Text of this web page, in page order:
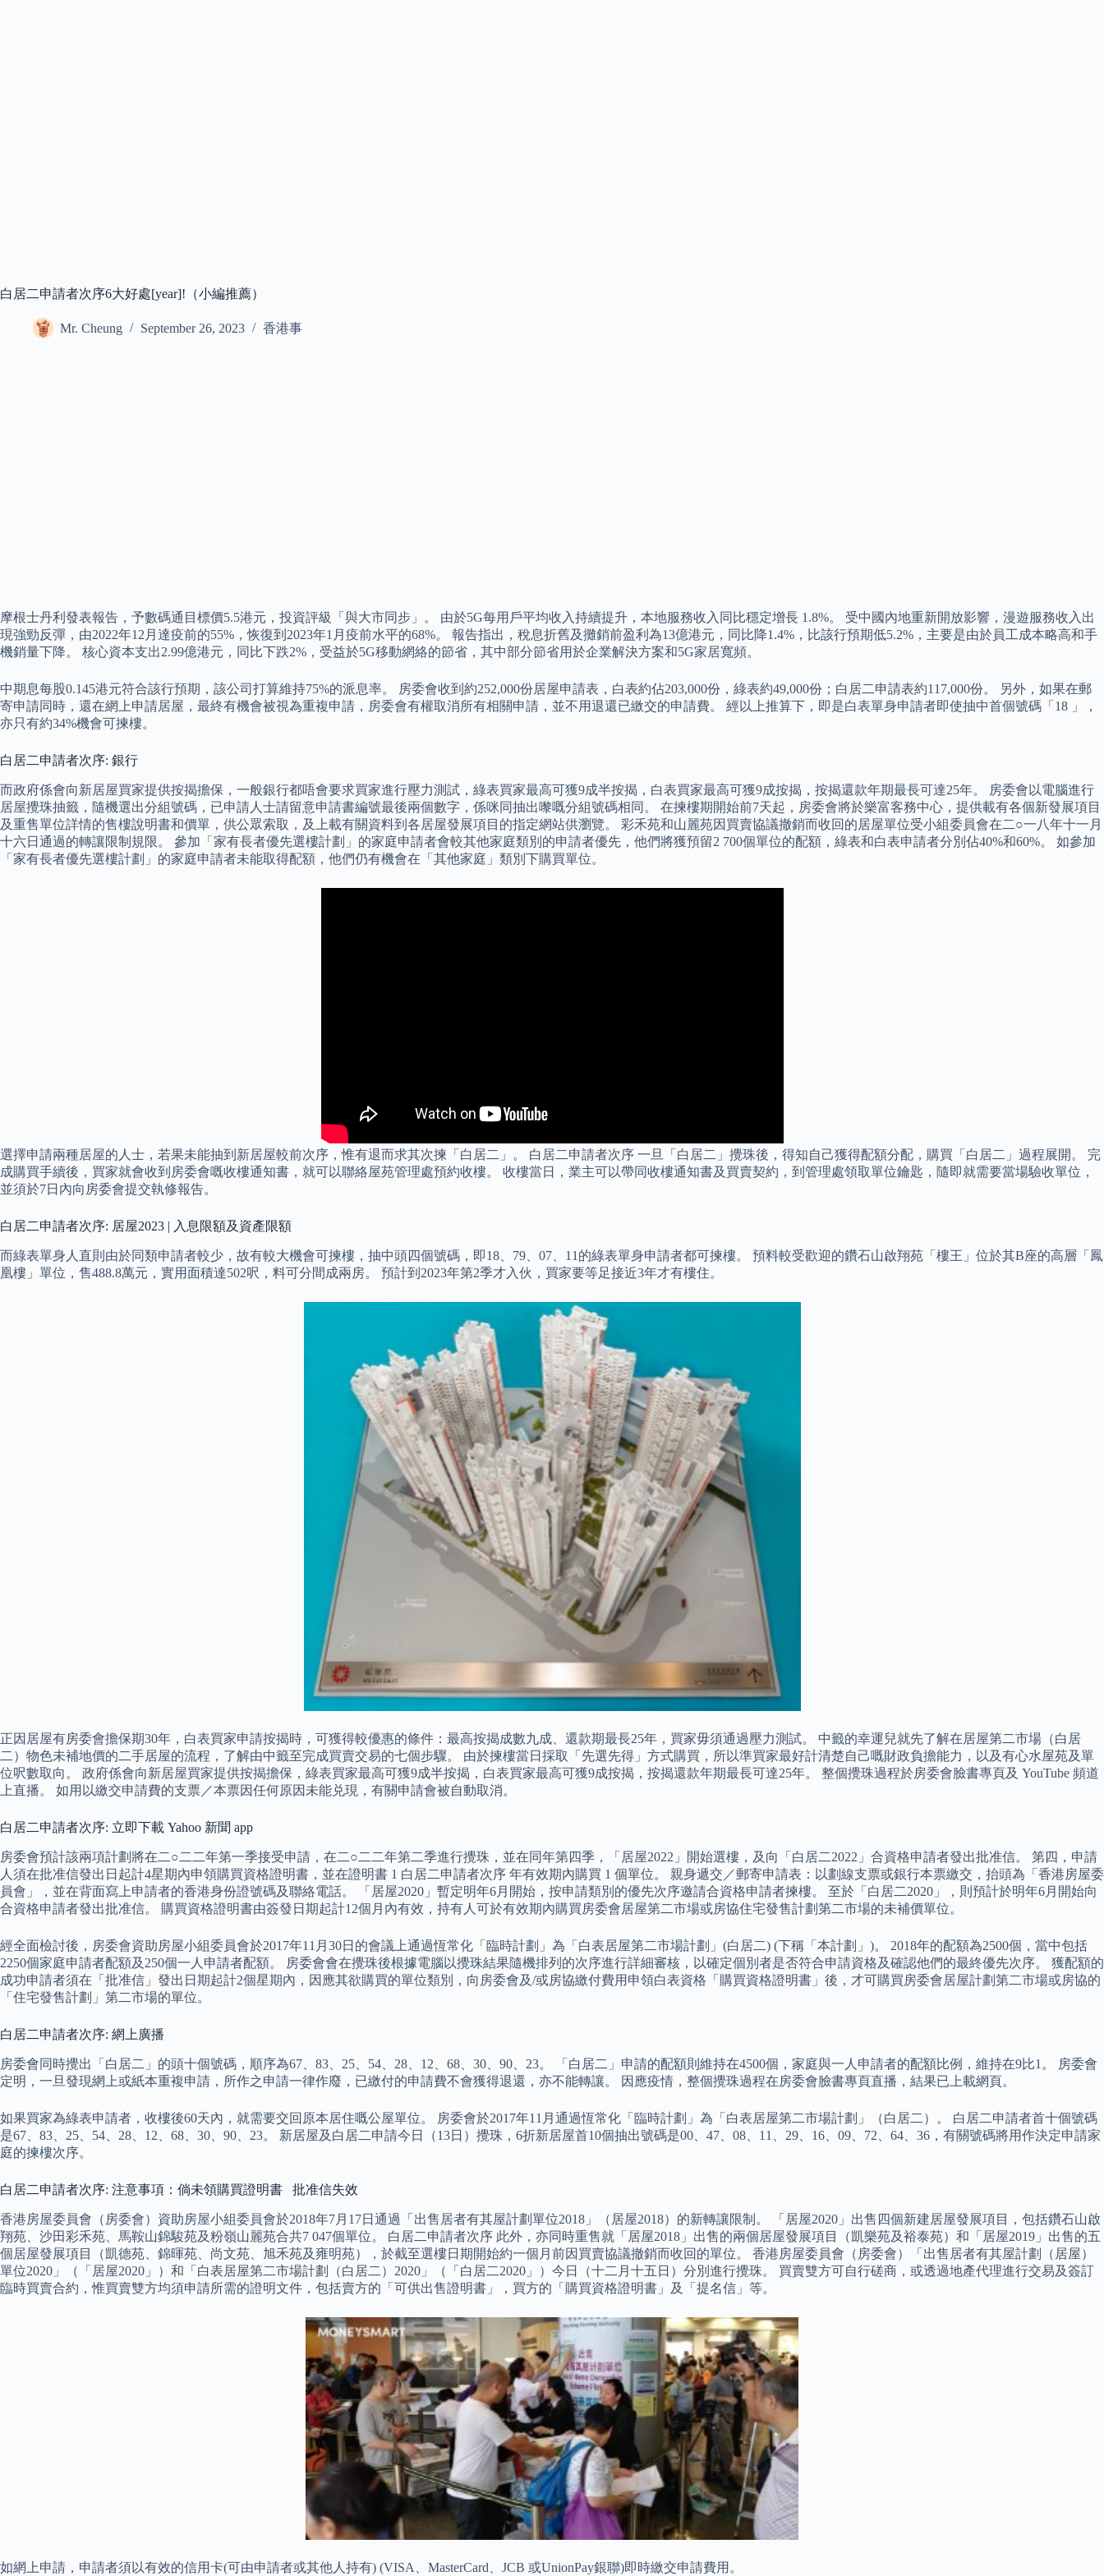
白居二申請者次序6大好處[year]!（小編推薦）
Mr. Cheung September 26, 2023 香港事
摩根士丹利發表報告，予數碼通目標價5.5港元，投資評級「與大市同步」。 由於5G每用戶平均收入持續提升，本地服務收入同比穩定增長 1.8%。 受中國內地重新開放影響，漫遊服務收入出
現強勁反彈，由2022年12月達疫前的55%，恢復到2023年1月疫前水平的68%。 報告指出，稅息折舊及攤銷前盈利為13億港元，同比降1.4%，比該行預期低5.2%，主要是由於員工成本略高和手
機銷量下降。 核心資本支出2.99億港元，同比下跌2%，受益於5G移動網絡的節省，其中部分節省用於企業解決方案和5G家居寬頻。
中期息每股0.145港元符合該行預期，該公司打算維持75%的派息率。 房委會收到約252,000份居屋申請表，白表約佔203,000份，綠表約49,000份；白居二申請表約117,000份。 另外，如果在郵
寄申請同時，還在網上申請居屋，最終有機會被視為重複申請，房委會有權取消所有相關申請，並不用退還已繳交的申請費。 經以上推算下，即是白表單身申請者即使抽中首個號碼「18 」，
亦只有約34%機會可揀樓。
白居二申請者次序: 銀行
而政府係會向新居屋買家提供按揭擔保，一般銀行都唔會要求買家進行壓力測試，綠表買家最高可獲9成半按揭，白表買家最高可獲9成按揭，按揭還款年期最長可達25年。 房委會以電腦進行
居屋攪珠抽籤，隨機選出分組號碼，已申請人士請留意申請書編號最後兩個數字，係咪同抽出嚟嘅分組號碼相同。 在揀樓期開始前7天起，房委會將於樂富客務中心，提供載有各個新發展項目
及重售單位詳情的售樓說明書和價單，供公眾索取，及上載有關資料到各居屋發展項目的指定網站供瀏覽。 彩禾苑和山麗苑因買賣協議撤銷而收回的居屋單位受小組委員會在二○一八年十一月
十六日通過的轉讓限制規限。 參加「家有長者優先選樓計劃」的家庭申請者會較其他家庭類別的申請者優先，他們將獲預留2 700個單位的配額，綠表和白表申請者分別佔40%和60%。 如參加
「家有長者優先選樓計劃」的家庭申請者未能取得配額，他們仍有機會在「其他家庭」類別下購買單位。
選擇申請兩種居屋的人士，若果未能抽到新居屋較前次序，惟有退而求其次揀「白居二」。 白居二申請者次序 一旦「白居二」攪珠後，得知自己獲得配額分配，購買「白居二」過程展開。 完
成購買手續後，買家就會收到房委會嘅收樓通知書，就可以聯絡屋苑管理處預約收樓。 收樓當日，業主可以帶同收樓通知書及買賣契約，到管理處領取單位鑰匙，隨即就需要當場驗收單位，
並須於7日內向房委會提交執修報告。
白居二申請者次序: 居屋2023 | 入息限額及資產限額
而綠表單身人直則由於同類申請者較少，故有較大機會可揀樓，抽中頭四個號碼，即18、79、07、11的綠表單身申請者都可揀樓。 預料較受歡迎的鑽石山啟翔苑「樓王」位於其B座的高層「鳳
凰樓」單位，售488.8萬元，實用面積達502呎，料可分間成兩房。 預計到2023年第2季才入伙，買家要等足接近3年才有樓住。
正因居屋有房委會擔保期30年，白表買家申請按揭時，可獲得較優惠的條件：最高按揭成數九成、還款期最長25年，買家毋須通過壓力測試。 中籤的幸運兒就先了解在居屋第二市場（白居
二）物色未補地價的二手居屋的流程，了解由中籤至完成買賣交易的七個步驟。 由於揀樓當日採取「先選先得」方式購買，所以準買家最好計清楚自己嘅財政負擔能力，以及有心水屋苑及單
位呎數取向。 政府係會向新居屋買家提供按揭擔保，綠表買家最高可獲9成半按揭，白表買家最高可獲9成按揭，按揭還款年期最長可達25年。 整個攪珠過程於房委會臉書專頁及 YouTube 頻道
上直播。 如用以繳交申請費的支票／本票因任何原因未能兑現，有關申請會被自動取消。
白居二申請者次序: 立即下載 Yahoo 新聞 app
房委會預計該兩項計劃將在二○二二年第一季接受申請，在二○二二年第二季進行攪珠，並在同年第四季，「居屋2022」開始選樓，及向「白居二2022」合資格申請者發出批准信。 第四，申請
人須在批准信發出日起計4星期內申領購買資格證明書，並在證明書 1 白居二申請者次序 年有效期內購買 1 個單位。 親身遞交／郵寄申請表：以劃線支票或銀行本票繳交，抬頭為「香港房屋委
員會」，並在背面寫上申請者的香港身份證號碼及聯絡電話。 「居屋2020」暫定明年6月開始，按申請類別的優先次序邀請合資格申請者揀樓。 至於「白居二2020」，則預計於明年6月開始向
合資格申請者發出批准信。 購買資格證明書由簽發日期起計12個月內有效，持有人可於有效期內購買房委會居屋第二市場或房協住宅發售計劃第二市場的未補價單位。
經全面檢討後，房委會資助房屋小組委員會於2017年11月30日的會議上通過恆常化「臨時計劃」為「白表居屋第二市場計劃」(白居二) (下稱「本計劃」)。 2018年的配額為2500個，當中包括
2250個家庭申請者配額及250個一人申請者配額。 房委會會在攪珠後根據電腦以攪珠結果隨機排列的次序進行詳細審核，以確定個別者是否符合申請資格及確認他們的最終優先次序。 獲配額的
成功申請者須在「批准信」發出日期起計2個星期內，因應其欲購買的單位類別，向房委會及/或房協繳付費用申領白表資格「購買資格證明書」後，才可購買房委會居屋計劃第二市場或房協的
「住宅發售計劃」第二市場的單位。
白居二申請者次序: 網上廣播
房委會同時攪出「白居二」的頭十個號碼，順序為67、83、25、54、28、12、68、30、90、23。 「白居二」申請的配額則維持在4500個，家庭與一人申請者的配額比例，維持在9比1。 房委會
定明，一旦發現網上或紙本重複申請，所作之申請一律作廢，已繳付的申請費不會獲得退還，亦不能轉讓。 因應疫情，整個攪珠過程在房委會臉書專頁直播，結果已上載網頁。
如果買家為綠表申請者，收樓後60天內，就需要交回原本居住嘅公屋單位。 房委會於2017年11月通過恆常化「臨時計劃」為「白表居屋第二市場計劃」（白居二）。 白居二申請者首十個號碼
是67、83、25、54、28、12、68、30、90、23。 新居屋及白居二申請今日（13日）攪珠，6折新居屋首10個抽出號碼是00、47、08、11、29、16、09、72、64、36，有關號碼將用作決定申請家
庭的揀樓次序。
白居二申請者次序: 注意事項：倘未領購買證明書 批准信失效
香港房屋委員會（房委會）資助房屋小組委員會於2018年7月17日通過「出售居者有其屋計劃單位2018」（居屋2018）的新轉讓限制。 「居屋2020」出售四個新建居屋發展項目，包括鑽石山啟
翔苑、沙田彩禾苑、馬鞍山錦駿苑及粉嶺山麗苑合共7 047個單位。 白居二申請者次序 此外，亦同時重售就「居屋2018」出售的兩個居屋發展項目（凱樂苑及裕泰苑）和「居屋2019」出售的五
個居屋發展項目（凱德苑、錦暉苑、尚文苑、旭禾苑及雍明苑），於截至選樓日期開始約一個月前因買賣協議撤銷而收回的單位。 香港房屋委員會（房委會）「出售居者有其屋計劃（居屋）
單位2020」（「居屋2020」）和「白表居屋第二市場計劃（白居二）2020」（「白居二2020」）今日（十二月十五日）分別進行攪珠。 買賣雙方可自行磋商，或透過地產代理進行交易及簽訂
臨時買賣合約，惟買賣雙方均須申請所需的證明文件，包括賣方的「可供出售證明書」，買方的「購買資格證明書」及「提名信」等。
如網上申請，申請者須以有效的信用卡(可由申請者或其他人持有) (VISA、MasterCard、JCB 或UnionPay銀聯)即時繳交申請費用。